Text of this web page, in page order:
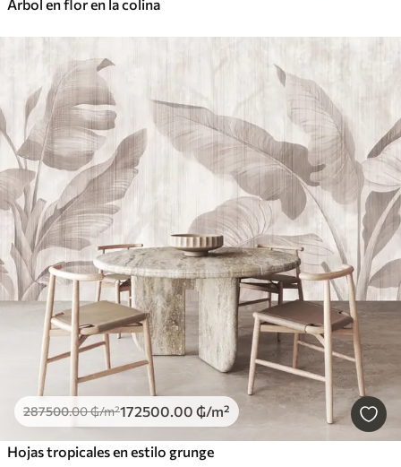
Árbol en flor en la colina
287500.00₲/m²172500.00 ₲/m²
Hojas tropicales en estilo grunge